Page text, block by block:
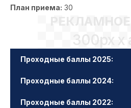
План приема: 30
300px x
Проходные баллы 2025:
Проходные баллы 2024:
Проходные баллы 2022: